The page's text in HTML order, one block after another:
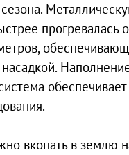
прогревалась
вкопать в землю